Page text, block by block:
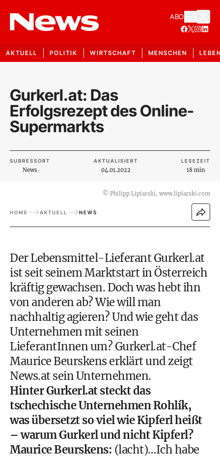
ABO
AKTUELL POLITIK WIRTSCHAFT MENSCHEN
Gurkerl.at: Das
Erfolgsrezept des Online-
Supermarkts
SUBRESSORT
News
AKTUALISIERT
04.01.2022
LESEZEIT
18 min
© Philipp Lipiarski, www.lipiarski.com
HOME AKTUELL NEWS
Der Lebensmittel-Lieferant Gurkerl.at
ist seit seinem Marktstart in Österreich
kräftig gewachsen. Doch was hebt ihn
von anderen ab? Wie will man
nachhaltig agieren? Und wie geht das
Unternehmen mit seinen
LieferantInnen um? Gurkerl.at-Chef
Maurice Beurskens erklärt und zeigt
News.at sein Unternehmen.
Hinter Gurkerl.at steckt das
tschechische Unternehmen Rohlík,
was übersetzt so viel wie Kipferl heißt
– warum Gurkerl und nicht Kipferl?
Maurice Beurskens: (lacht)…Ich habe